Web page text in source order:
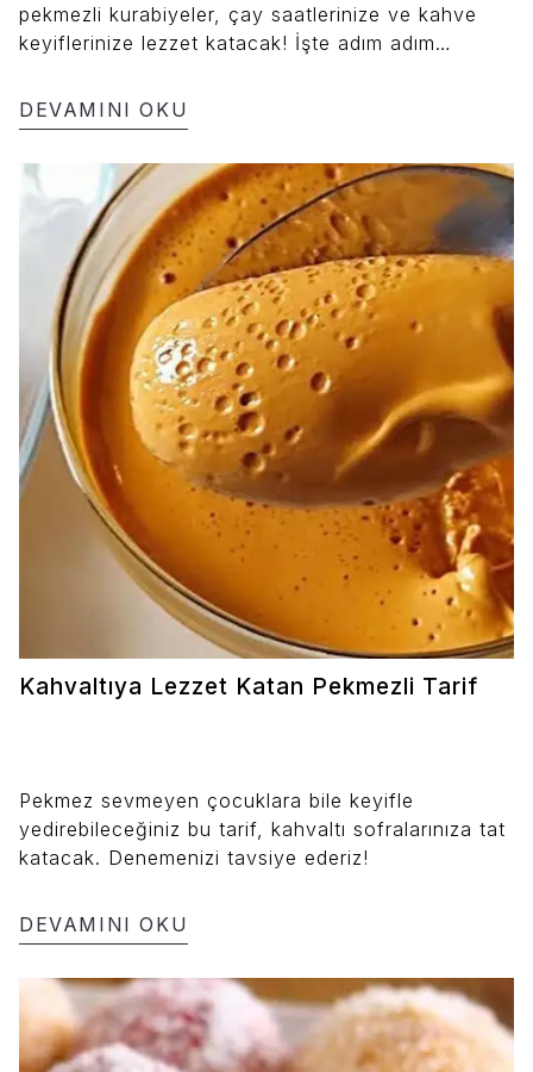
pekmezli kurabiyeler, çay saatlerinize ve kahve
keyiflerinize lezzet katacak! İşte adım adım
DEVAMINI OKU
Kahvaltıya Lezzet Katan Pekmezli Tarif
Pekmez sevmeyen çocuklara bile keyifle
yedirebileceğiniz bu tarif, kahvaltı sofralarınıza tat
katacak. Denemenizi tavsiye ederiz!
DEVAMINI OKU